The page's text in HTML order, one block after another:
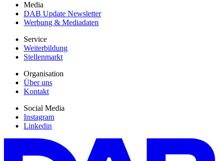
Media
DAB Update Newsletter
Werbung & Mediadaten
Service
Weiterbildung
Stellenmarkt
Organisation
Über uns
Kontakt
Social Media
Instagram
Linkedin